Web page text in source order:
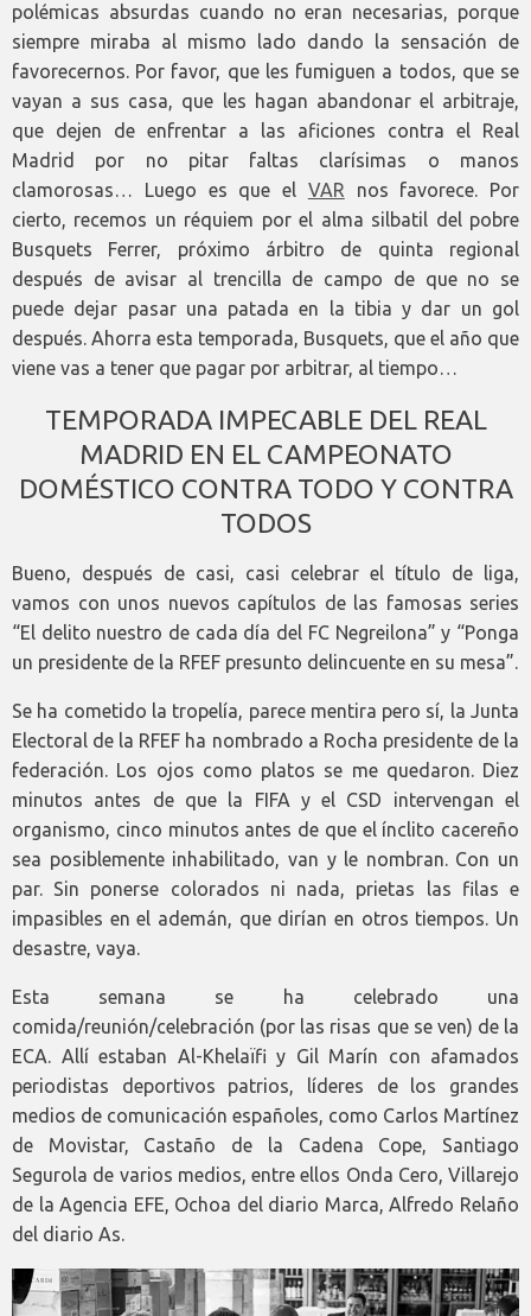
polémicas absurdas cuando no eran necesarias, porque
siempre miraba al mismo lado dando la sensación de
favorecernos. Por favor, que les fumiguen a todos, que se
vayan a sus casa, que les hagan abandonar el arbitraje,
que dejen de enfrentar a las aficiones contra el Real
Madrid por no pitar faltas clarísimas o manos
clamorosas… Luego es que el VAR nos favorece. Por
cierto, recemos un réquiem por el alma silbatil del pobre
Busquets Ferrer, próximo árbitro de quinta regional
después de avisar al trencilla de campo de que no se
puede dejar pasar una patada en la tibia y dar un gol
después. Ahorra esta temporada, Busquets, que el año que
viene vas a tener que pagar por arbitrar, al tiempo…
TEMPORADA IMPECABLE DEL REAL
MADRID EN EL CAMPEONATO
DOMÉSTICO CONTRA TODO Y CONTRA
TODOS
Bueno, después de casi, casi celebrar el título de liga,
vamos con unos nuevos capítulos de las famosas series
“El delito nuestro de cada día del FC Negreilona” y “Ponga
un presidente de la RFEF presunto delincuente en su mesa”.
Se ha cometido la tropelía, parece mentira pero sí, la Junta
Electoral de la RFEF ha nombrado a Rocha presidente de la
federación. Los ojos como platos se me quedaron. Diez
minutos antes de que la FIFA y el CSD intervengan el
organismo, cinco minutos antes de que el ínclito cacereño
sea posiblemente inhabilitado, van y le nombran. Con un
par. Sin ponerse colorados ni nada, prietas las filas e
impasibles en el ademán, que dirían en otros tiempos. Un
desastre, vaya.
Esta semana se ha celebrado una
comida/reunión/celebración (por las risas que se ven) de la
ECA. Allí estaban Al-Khelaïfi y Gil Marín con afamados
periodistas deportivos patrios, líderes de los grandes
medios de comunicación españoles, como Carlos Martínez
de Movistar, Castaño de la Cadena Cope, Santiago
Segurola de varios medios, entre ellos Onda Cero, Villarejo
de la Agencia EFE, Ochoa del diario Marca, Alfredo Relaño
del diario As.